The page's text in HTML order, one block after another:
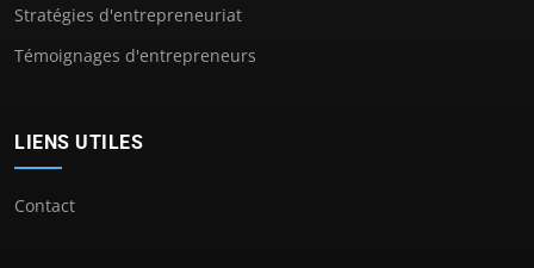
Stratégies d'entrepreneuriat
Témoignages d'entrepreneurs
LIENS UTILES
Contact